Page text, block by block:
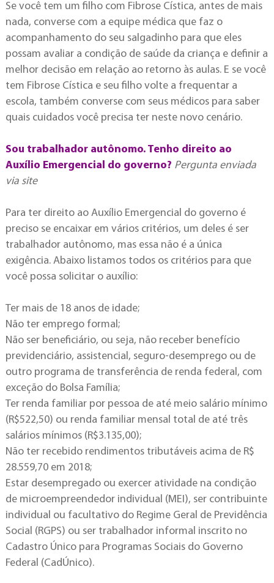
Se você tem um filho com Fibrose Cística, antes de mais
nada, converse com a equipe médica que faz o
acompanhamento do seu salgadinho para que eles
possam avaliar a condição de saúde da criança e definir a
melhor decisão em relação ao retorno às aulas. E se você
tem Fibrose Cística e seu filho volte a frequentar a
escola, também converse com seus médicos para saber
quais cuidados você precisa ter neste novo cenário.
Sou trabalhador autônomo. Tenho direito ao
Auxílio Emergencial do governo? Pergunta enviada
via site
Para ter direito ao Auxílio Emergencial do governo é
preciso se encaixar em vários critérios, um deles é ser
trabalhador autônomo, mas essa não é a única
exigência. Abaixo listamos todos os critérios para que
você possa solicitar o auxílio:
Ter mais de 18 anos de idade;
Não ter emprego formal;
Não ser beneficiário, ou seja, não receber benefício
previdenciário, assistencial, seguro-desemprego ou de
outro programa de transferência de renda federal, com
exceção do Bolsa Família;
Ter renda familiar por pessoa de até meio salário mínimo
(R$522,50) ou renda familiar mensal total de até três
salários mínimos (R$3.135,00);
Não ter recebido rendimentos tributáveis acima de R$
28.559,70 em 2018;
Estar desempregado ou exercer atividade na condição
de microempreendedor individual (MEI), ser contribuinte
individual ou facultativo do Regime Geral de Previdência
Social (RGPS) ou ser trabalhador informal inscrito no
Cadastro Único para Programas Sociais do Governo
Federal (CadÚnico).